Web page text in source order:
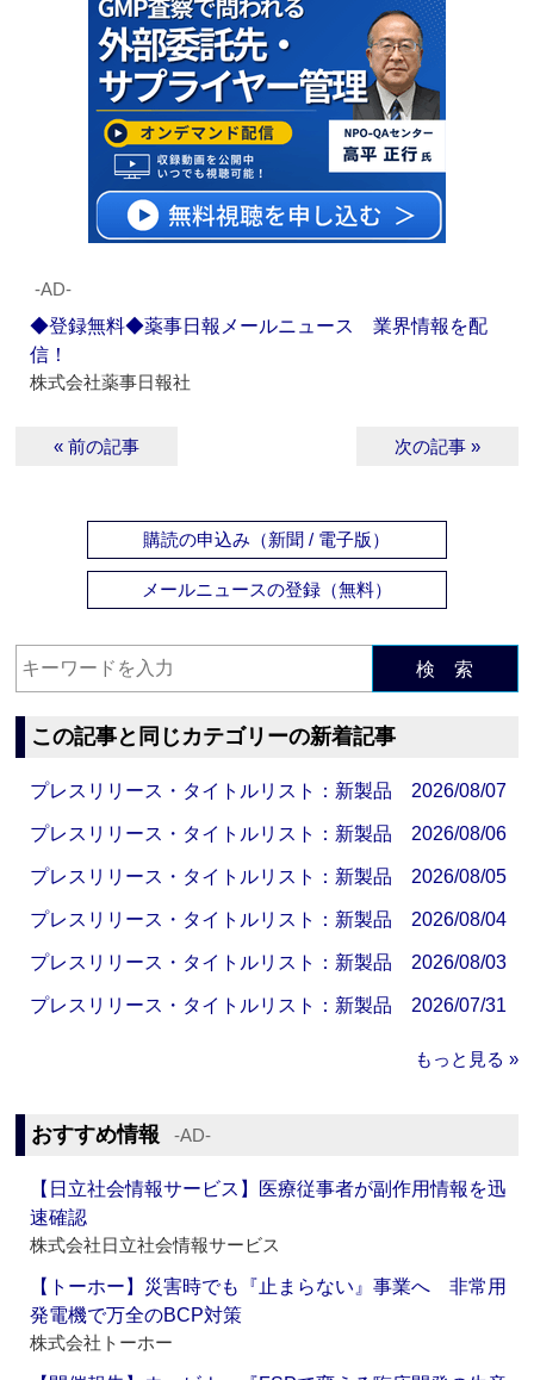
‐AD‐
◆登録無料◆薬事日報メールニュース 業界情報を配
信！
株式会社薬事日報社
« 前の記事 次の記事 »
購読の申込み（新聞 / 電子版）
メールニュースの登録（無料）
検 索
この記事と同じカテゴリーの新着記事
プレスリリース・タイトルリスト：新製品 2026/08/07
プレスリリース・タイトルリスト：新製品 2026/08/06
プレスリリース・タイトルリスト：新製品 2026/08/05
プレスリリース・タイトルリスト：新製品 2026/08/04
プレスリリース・タイトルリスト：新製品 2026/08/03
プレスリリース・タイトルリスト：新製品 2026/07/31
もっと見る »
おすすめ情報 ‐AD‐
【日立社会情報サービス】医療従事者が副作用情報を迅
速確認
株式会社日立社会情報サービス
【トーホー】災害時でも『止まらない』事業へ 非常用
発電機で万全のBCP対策
株式会社トーホー